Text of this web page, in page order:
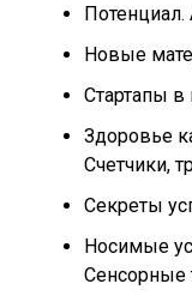
Потенциал.
Новые
Cтартапы
Здоровье
Счетчики,
Секреты
Носимые
Сенсорные